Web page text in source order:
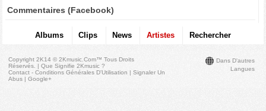
Commentaires (Facebook)
Albums Clips News Artistes Rechercher
Dans D'autres
Langues
Copyright 2K14 © 2Kmusic.com™Tous Droits
Réservés . |Que Signifie 2Kmusic ?
Contact - Conditions Générales D'Utilisation |Signaler Un
Abus |Google+